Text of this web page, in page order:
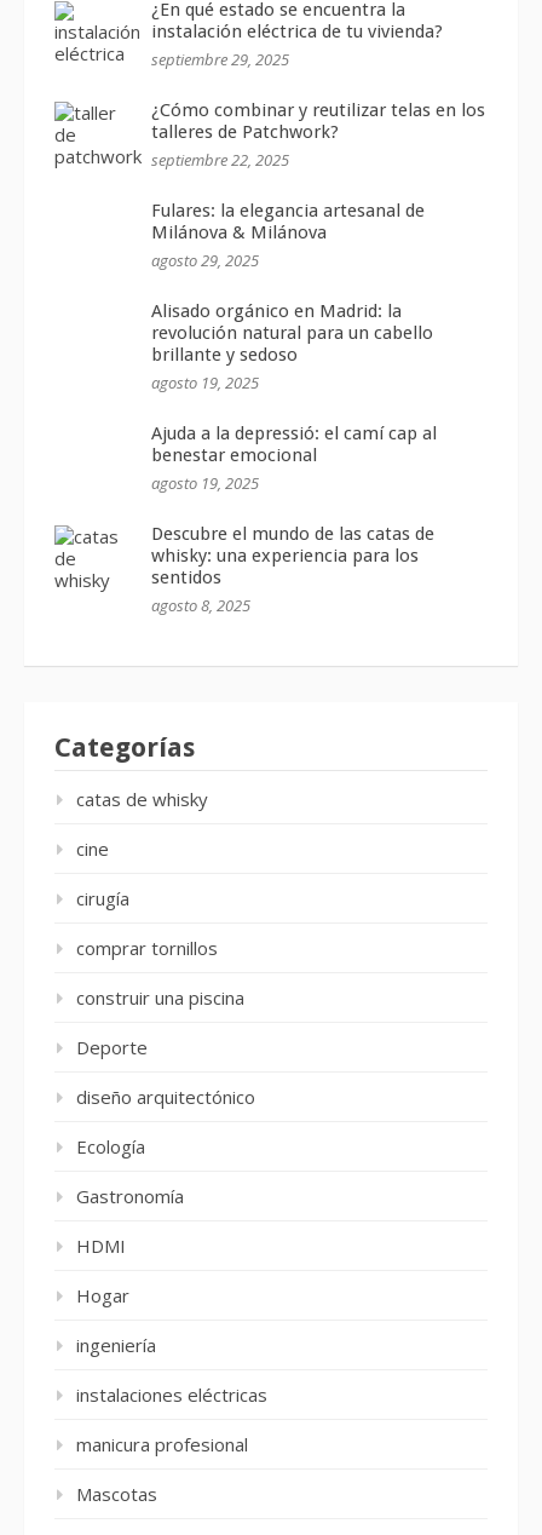
¿En qué estado se encuentra la
instalación eléctrica de tu vivienda?
septiembre 29, 2025
¿Cómo combinar y reutilizar telas en los
talleres de Patchwork?
septiembre 22, 2025
Fulares: la elegancia artesanal de
Milánova & Milánova
agosto 29, 2025
Alisado orgánico en Madrid: la
revolución natural para un cabello
brillante y sedoso
agosto 19, 2025
Ajuda a la depressió: el camí cap al
benestar emocional
agosto 19, 2025
Descubre el mundo de las catas de
whisky: una experiencia para los
sentidos
agosto 8, 2025
Categorías
catas de whisky
cine
cirugía
comprar tornillos
construir una piscina
Deporte
diseño arquitectónico
Ecología
Gastronomía
HDMI
Hogar
ingeniería
instalaciones eléctricas
manicura profesional
Mascotas